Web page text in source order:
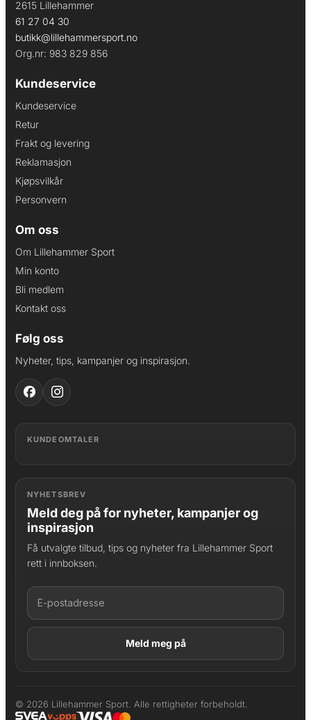
2615 Lillehammer
61 27 04 30
butikk@lillehammersport.no
Org.nr: 983 829 856
Kundeservice
Kundeservice
Retur
Frakt og levering
Reklamasjon
Kjøpsvilkår
Personvern
Om oss
Om Lillehammer Sport
Min konto
Bli medlem
Kontakt oss
Følg oss
Nyheter, tips, kampanjer og inspirasjon.
KUNDEOMTALER
NYHETSBREV
Meld deg på for nyheter, kampanjer og
inspirasjon
Få utvalgte tilbud, tips og nyheter fra Lillehammer Sport
rett i innboksen.
© 2026 Lillehammer Sport. Alle rettigheter forbeholdt.
LAGT I HANDLEKURV
Produktet er lagt til